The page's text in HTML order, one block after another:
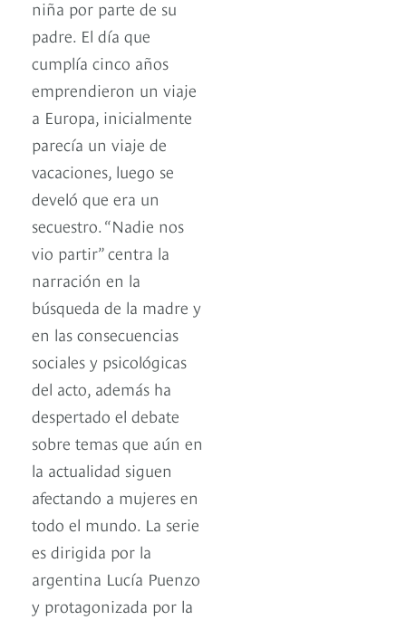
niña por parte de su
padre. El día que
cumplía cinco años
emprendieron un viaje
a Europa, inicialmente
parecía un viaje de
vacaciones, luego se
develó que era un
secuestro. “Nadie nos
vio partir” centra la
narración en la
búsqueda de la madre y
en las consecuencias
sociales y psicológicas
del acto, además ha
despertado el debate
sobre temas que aún en
la actualidad siguen
afectando a mujeres en
todo el mundo. La serie
es dirigida por la
argentina Lucía Puenzo
y protagonizada por la